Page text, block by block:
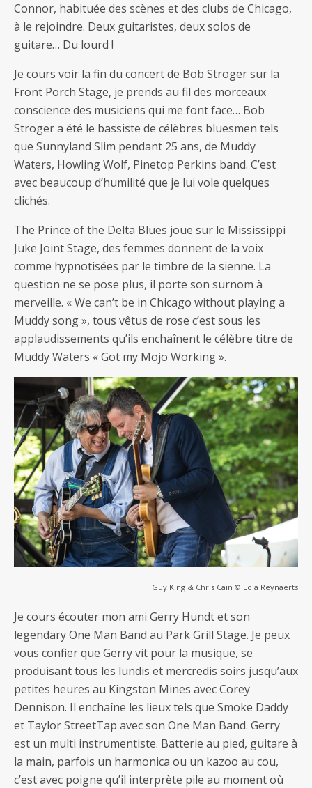
Connor, habituée des scènes et des clubs de Chicago,
à le rejoindre. Deux guitaristes, deux solos de
guitare… Du lourd !
Je cours voir la fin du concert de Bob Stroger sur la
Front Porch Stage, je prends au fil des morceaux
conscience des musiciens qui me font face… Bob
Stroger a été le bassiste de célèbres bluesmen tels
que Sunnyland Slim pendant 25 ans, de Muddy
Waters, Howling Wolf, Pinetop Perkins band. C’est
avec beaucoup d’humilité que je lui vole quelques
clichés.
The Prince of the Delta Blues joue sur le Mississippi
Juke Joint Stage, des femmes donnent de la voix
comme hypnotisées par le timbre de la sienne. La
question ne se pose plus, il porte son surnom à
merveille. « We can’t be in Chicago without playing a
Muddy song », tous vêtus de rose c’est sous les
applaudissements qu’ils enchaînent le célèbre titre de
Muddy Waters « Got my Mojo Working ».
Guy King & Chris Cain © Lola Reynaerts
Je cours écouter mon ami Gerry Hundt et son
legendary One Man Band au Park Grill Stage. Je peux
vous confier que Gerry vit pour la musique, se
produisant tous les lundis et mercredis soirs jusqu’aux
petites heures au Kingston Mines avec Corey
Dennison. Il enchaîne les lieux tels que Smoke Daddy
et Taylor StreetTap avec son One Man Band. Gerry
est un multi instrumentiste. Batterie au pied, guitare à
la main, parfois un harmonica ou un kazoo au cou,
c’est avec poigne qu’il interprète pile au moment où